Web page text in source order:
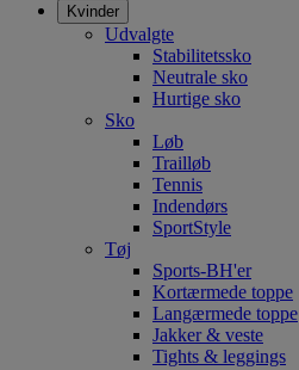
Kvinder
Udvalgte
Stabilitetssko
Neutrale sko
Hurtige sko
Sko
Løb
Trailløb
Tennis
Indendørs
SportStyle
Tøj
Sports-BH'er
Kortærmede toppe
Langærmede toppe
Jakker & veste
Tights & leggings